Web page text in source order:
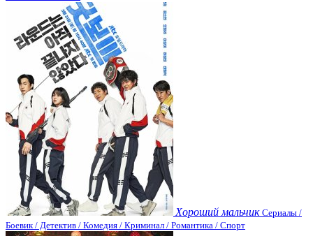
Хороший мальчик Сериалы /
Боевик / Детектив / Комедия / Криминал / Романтика / Спорт